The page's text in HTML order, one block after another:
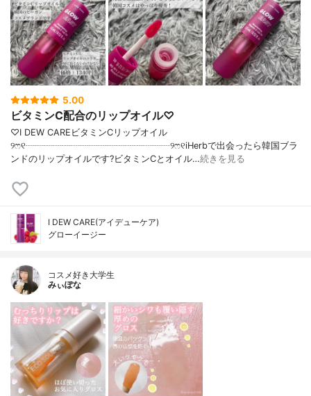
5.00
ビタミンC配合のリップオイル♡
♡I DEW CAREビタミンCリップオイル
୨ෆ୧┈┈┈┈┈┈┈┈┈┈┈┈┈┈┈┈୨ෆ୧iHerbで出会ったら韓国ブラ
ンドのリップオイルです?ビタミンCとオイル…続きを見る
I DEW CARE(アイデューケア)
グローイージー
コスメ好き大学生
みぃぽな